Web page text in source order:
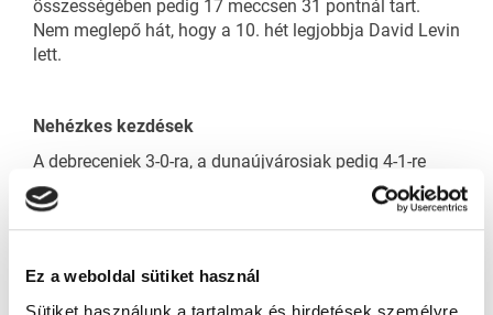
Ez a weboldal sütiket használ
Sütiket használunk a tartalmak és hirdetések személyre
összességében pedig 17 meccsen 31 pontnál tart.
Nem meglepő hát, hogy a 10. hét legjobbja David Levin
lett.
Nehézkes kezdések
A debreceniek 3-0-ra, a dunaújvárosiak pedig 4-1-re
vezettek, mindkét meccsen tehát háromgólos
hátrányból sikerült visszajönnie a Brassónak, és 6-4-re,
valamint 5-4-re nyert.
“Nem igazán kezdtünk a legjobban. Nem álltunk